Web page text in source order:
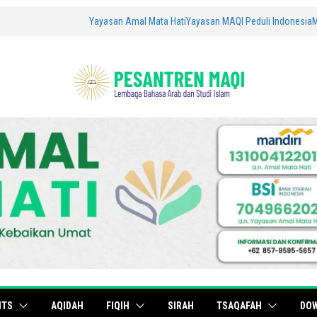
Yayasan Amal Mata HatiYayasan MAQI Peduli Indonesia
AQIDAH FIQIH SIRAH TSAQAFAH